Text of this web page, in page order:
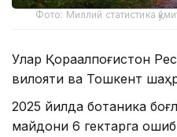
Фото: Миллий статистика
Улар Қорақалпоғистон
вилояти ва Тошкент
2025 йилда ботаника
майдони 6 гектарга